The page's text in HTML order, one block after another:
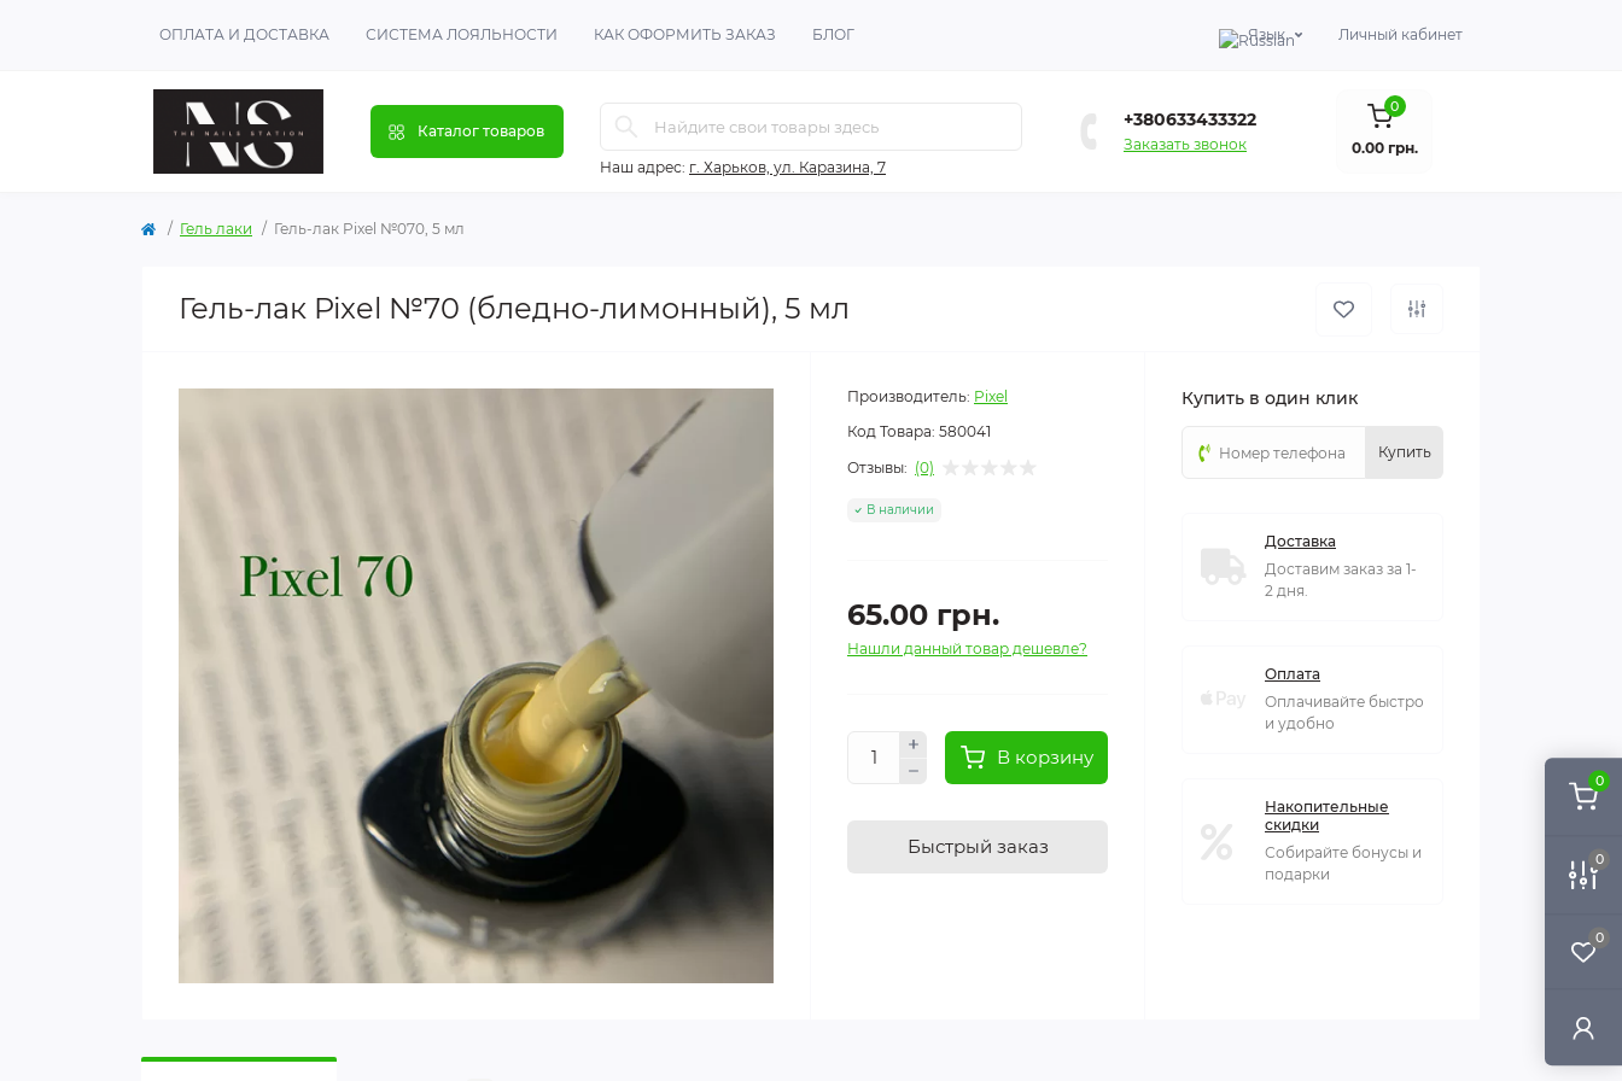
0
0
0
ОПЛАТА И ДОСТАВКА СИСТЕМА ЛОЯЛЬНОСТИ КАК ОФОРМИТЬ ЗАКАЗ БЛОГ Язык Личный кабинет
Каталог товаров
Наш адрес: г. Харьков, ул. Каразина, 7
+380633433322
Заказать звонок
0
0.00 грн.
Гель лаки Гель-лак Pixel №070, 5 мл
Гель-лак Pixel №70 (бледно-лимонный), 5 мл
Производитель: Pixel
Код Товара: 580041
Отзывы: (0)
В наличии
65.00 грн.
Нашли данный товар дешевле?
В корзину
Быстрый заказ
Купить в один клик
Купить
Доставка
Доставим заказ за 1-
2 дня.
Оплата
Оплачивайте быстро
и удобно
Накопительные
скидки
Собирайте бонусы и
подарки